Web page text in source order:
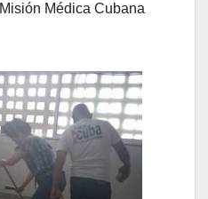
Médica Cubana